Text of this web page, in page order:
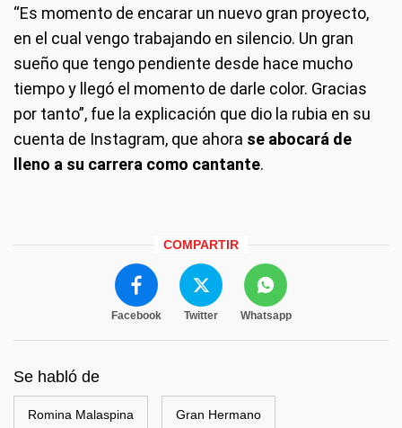
“Es momento de encarar un nuevo gran proyecto,
en el cual vengo trabajando en silencio. Un gran
sueño que tengo pendiente desde hace mucho
tiempo y llegó el momento de darle color. Gracias
por tanto”, fue la explicación que dio la rubia en su
cuenta de Instagram, que ahora se abocará de
lleno a su carrera como cantante.
COMPARTIR
Facebook Twitter Whatsapp
Se habló de
Romina Malaspina Gran Hermano